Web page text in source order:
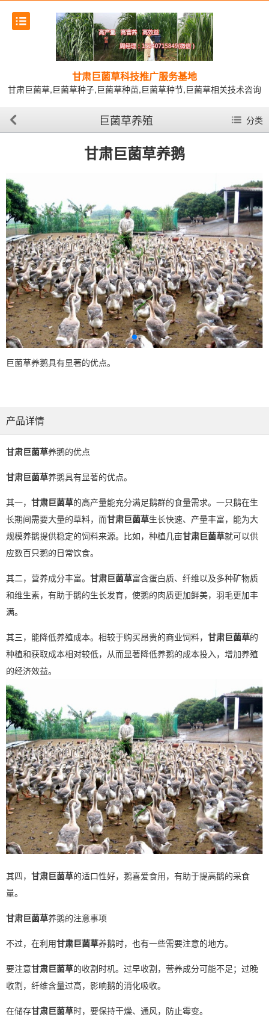
甘肃巨菌草科技推广服务基地
甘肃巨菌草,巨菌草种子,巨菌草种苗,巨菌草种节,巨菌草相关技术咨询
分类
巨菌草养殖
甘肃巨菌草养鹅
巨菌草养鹅具有显著的优点。
产品详情
甘肃巨菌草养鹅的优点
甘肃巨菌草养鹅具有显著的优点。
其一， 甘肃巨菌草的高产量能充分满足鹅群的食量需求。一只鹅在生
长期间需要大量的草料，而甘肃巨菌草生长快速、产量丰富，能为大
规模养鹅提供稳定的饲料来源。比如，种植几亩甘肃巨菌草就可以供
应数百只鹅的日常饮食。
其二，营养成分丰富。 甘肃巨菌草富含蛋白质、纤维以及多种矿物质
和维生素，有助于鹅的生长发育，使鹅的肉质更加鲜美，羽毛更加丰
满。
其三，能降低养殖成本。相较于购买昂贵的商业饲料， 甘肃巨菌草的
种植和获取成本相对较低，从而显著降低养鹅的成本投入，增加养殖
的经济效益。
其四， 甘肃巨菌草的适口性好，鹅喜爱食用，有助于提高鹅的采食
量。
甘肃巨菌草养鹅的注意事项
不过，在利用甘肃巨菌草养鹅时，也有一些需要注意的地方。
要注意甘肃巨菌草的收割时机。过早收割，营养成分可能不足；过晚
收割，纤维含量过高，影响鹅的消化吸收。
在储存甘肃巨菌草时，要保持干燥、通风，防止霉变。